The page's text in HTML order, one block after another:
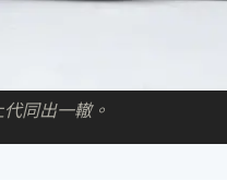
同出一轍。